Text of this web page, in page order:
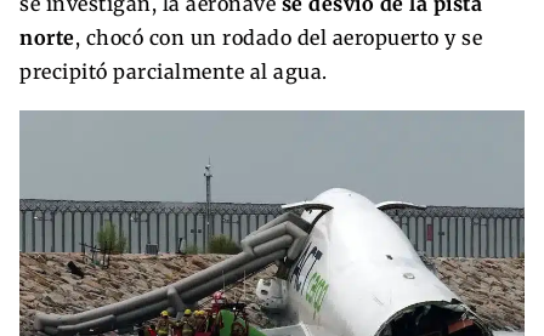
norte, chocó con un rodado del aeropuerto y se
precipitó parcialmente al agua.